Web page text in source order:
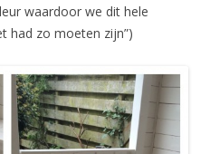
waardoor we dit hele
had zo moeten zijn”)